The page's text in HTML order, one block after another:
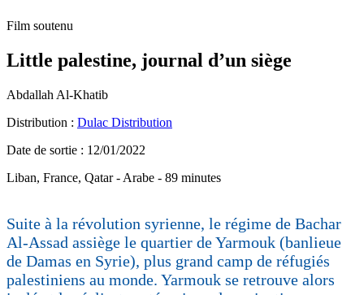
Film soutenu
Little palestine, journal d’un siège
Abdallah Al-Khatib
Distribution : Dulac Distribution
Date de sortie : 12/01/2022
Liban, France, Qatar - Arabe - 89 minutes
Suite à la révolution syrienne, le régime de Bachar
Al-Assad assiège le quartier de Yarmouk (banlieue
de Damas en Syrie), plus grand camp de réfugiés
palestiniens au monde. Yarmouk se retrouve alors